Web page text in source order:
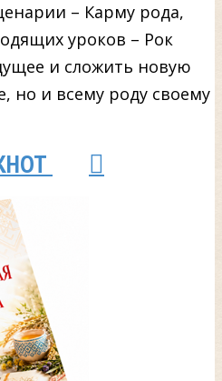
– Карму рода,
уроков – Рок
и сложить новую
но и всему роду своему